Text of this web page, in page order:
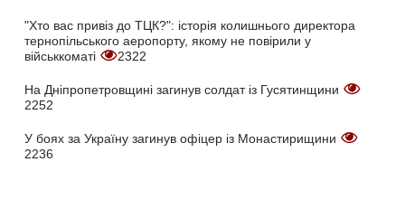
"Хто вас привіз до ТЦК?": історія колишнього директора
тернопільського аеропорту, якому не повірили у
військкоматі
2322
На Дніпропетровщині загинув солдат із Гусятинщини
2252
У боях за Україну загинув офіцер із Монастирищини
2236